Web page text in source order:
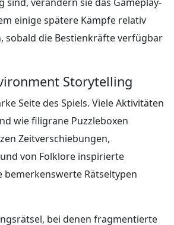
einige spätere Kämpfe relativ
sobald die Bestienkräfte verfügbar
Storytelling
Seite des Spiels. Viele Aktivitäten
wie filigrane Puzzleboxen
Zeitverschiebungen,
von Folklore inspirierte
bemerkenswerte Rätseltypen
bei denen fragmentierte